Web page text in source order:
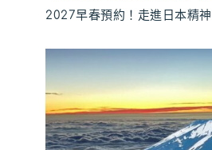
2027早春預約！走進日本精